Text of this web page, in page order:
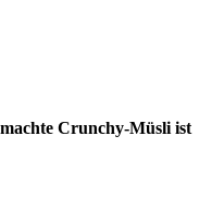
Crunchy-Müsli ist